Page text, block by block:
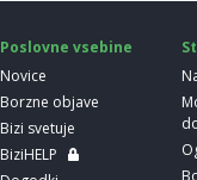
Poslovne vsebine
Novice
Borzne objave
Bizi svetuje
BiziHELP